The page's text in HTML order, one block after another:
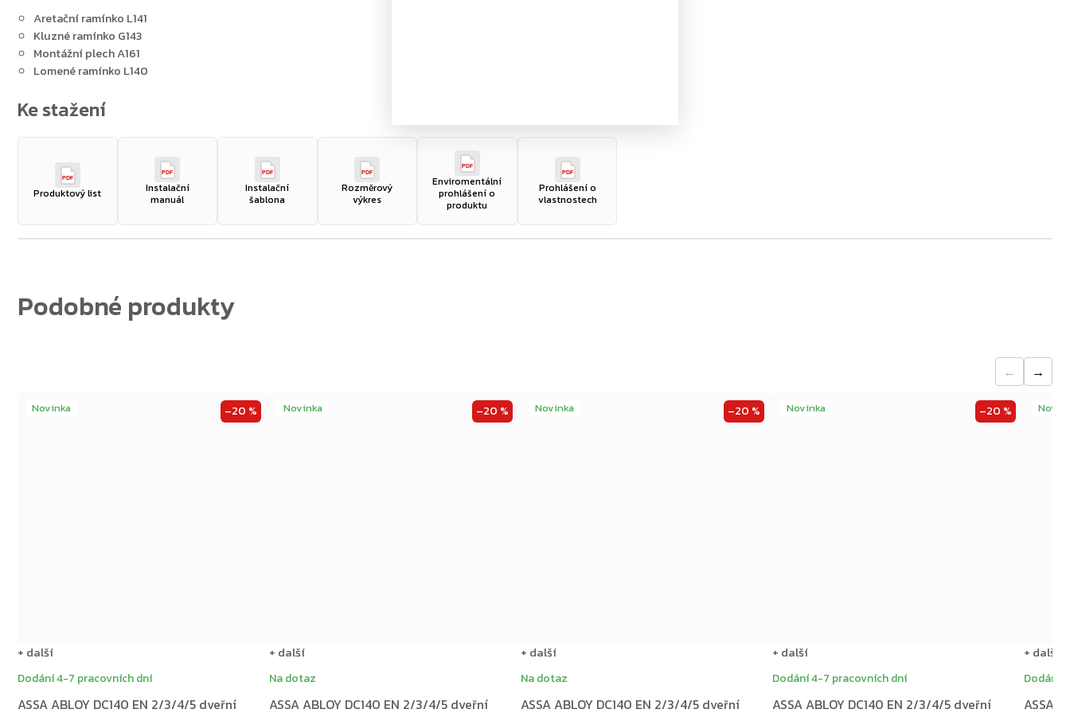
Aretační ramínko L141
Kluzné ramínko G143
Montážní plech A161
Lomené ramínko L140
PDF
Produktový list
PDF
Instalační
manuál
PDF
Instalační
šablona
PDF
Rozměrový
výkres
PDF
Enviromentální
prohlášení o
produktu
PDF
Prohlášení o
vlastnostech
← →
Novinka –20 %
ASSA ABLOY DC140 EN 2/3/4/5 dveřní
Dodání 4-7 pracovních dní
+ další
Novinka –20 %
ASSA ABLOY DC140 EN 2/3/4/5 dveřní
Na dotaz
+ další
Novinka –20 %
ASSA ABLOY DC140 EN 2/3/4/5 dveřní
Na dotaz
+ další
Novinka –20 %
ASSA ABLOY DC140 EN 2/3/4/5 dveřní
Dodání 4-7 pracovních dní
+ další
ASSA
Dodání
+ další